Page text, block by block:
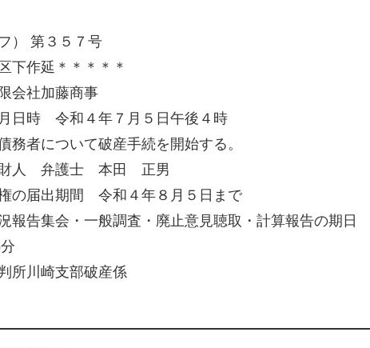
） 第３５７号
下作延＊＊＊＊＊
会社加藤商事
日時 令和４年７月５日午後４時
者について破産手続を開始する。
人 弁護士 本田 正男
の届出期間 令和４年８月５日まで
報告集会・一般調査・廃止意見聴取・計算報告の期日
所川崎支部破産係